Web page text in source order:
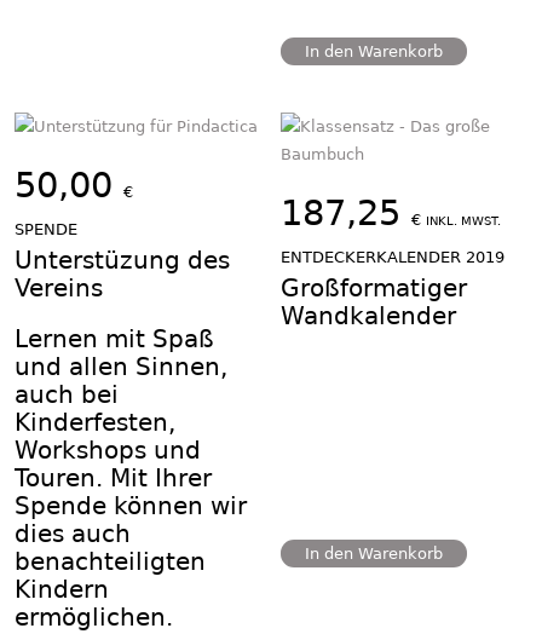
In den Warenkorb
50,00 €
SPENDE
Unterstüzung des
Vereins
Lernen mit Spaß
und allen Sinnen,
auch bei
Kinderfesten,
Workshops und
Touren. Mit Ihrer
Spende können wir
dies auch
benachteiligten
Kindern
ermöglichen.
187,25€ INKL. MWST.
ENTDECKERKALENDER 2019
Großformatiger
Wandkalender
In den Warenkorb